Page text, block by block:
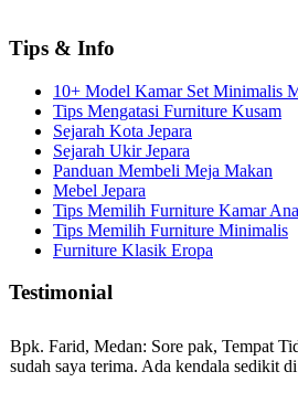
Tips & Info
10+ Model Kamar Set Minimalis
Tips Mengatasi Furniture Kusam
Sejarah Kota Jepara
Sejarah Ukir Jepara
Panduan Membeli Meja Makan
Mebel Jepara
Tips Memilih Furniture Kamar
Tips Memilih Furniture Minimalis
Furniture Klasik Eropa
Testimonial
Bpk. Farid, Medan: Sore pak, Tempat
sudah saya terima. Ada kendala sedikit